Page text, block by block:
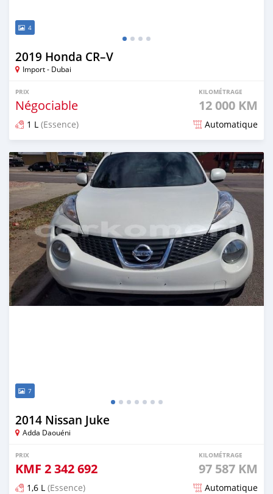
4
2019 Honda CR–V
Import - Dubai
PRIX
Négociable
KILOMÉTRAGE
12 000 KM
1 L (Essence) Automatique
Publié il y a plus de 5 ans
7
2014 Nissan Juke
Adda Daouéni
PRIX
KMF 2 342 692
KILOMÉTRAGE
97 587 KM
1,6 L (Essence) Automatique